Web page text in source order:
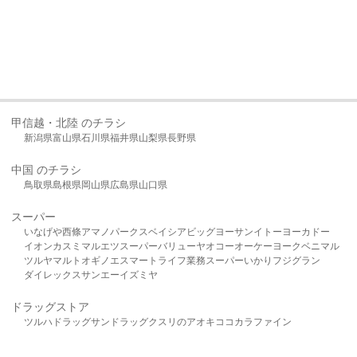
甲信越・北陸 のチラシ
新潟県富山県石川県福井県山梨県長野県
中国 のチラシ
鳥取県島根県岡山県広島県山口県
スーパー
いなげや西條アマノパークスベイシア ビッグヨーサンイトーヨーカドー
イオンカスミ マルエツスーパーバリューヤオコーオーケー ヨークベニマル
ツルヤマルト オギノ エスマート ライフ業務スーパーいかり フジグラン
ダイレックスサンエーイズミヤ
ドラッグストア
ツルハドラッグサンドラッグクスリのアオキ ココカラファイン